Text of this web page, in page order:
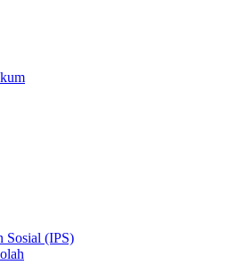
Sosial (IPS)